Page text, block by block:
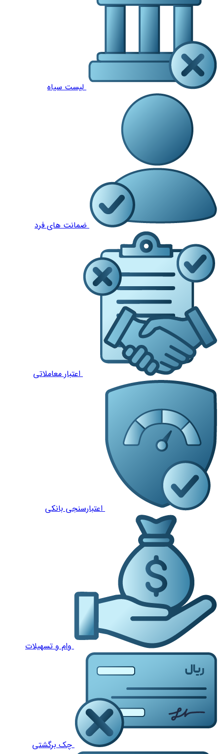
لیست سیاه
ضمانت های فرد
اعتبار معاملاتی
اعتبارسنجی بانکی
وام و تسهیلات
چک برگشتی